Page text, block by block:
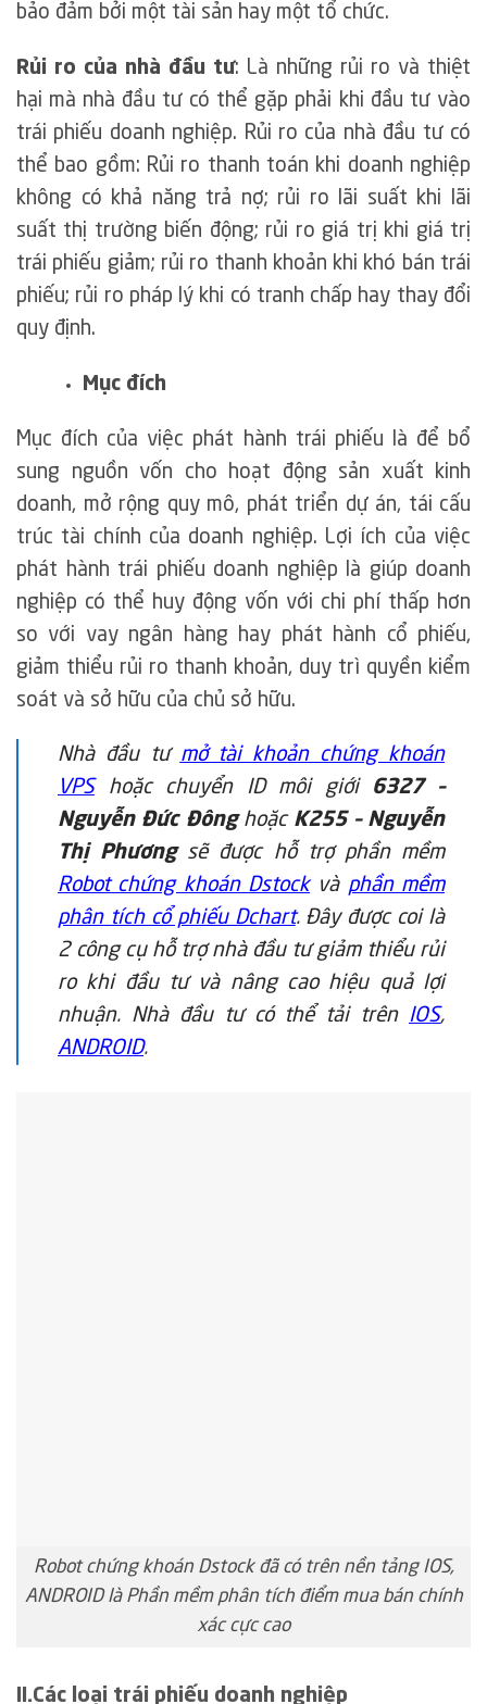
bảo đảm bởi một tài sản hay một tổ chức.
Rủi ro của nhà đầu tư: Là những rủi ro và thiệt
hại mà nhà đầu tư có thể gặp phải khi đầu tư vào
trái phiếu doanh nghiệp. Rủi ro của nhà đầu tư có
thể bao gồm: Rủi ro thanh toán khi doanh nghiệp
không có khả năng trả nợ; rủi ro lãi suất khi lãi
suất thị trường biến động; rủi ro giá trị khi giá trị
trái phiếu giảm; rủi ro thanh khoản khi khó bán trái
phiếu; rủi ro pháp lý khi có tranh chấp hay thay đổi
quy định.
Mục đích
Mục đích của việc phát hành trái phiếu là để bổ
sung nguồn vốn cho hoạt động sản xuất kinh
doanh, mở rộng quy mô, phát triển dự án, tái cấu
trúc tài chính của doanh nghiệp. Lợi ích của việc
phát hành trái phiếu doanh nghiệp là giúp doanh
nghiệp có thể huy động vốn với chi phí thấp hơn
so với vay ngân hàng hay phát hành cổ phiếu,
giảm thiểu rủi ro thanh khoản, duy trì quyền kiểm
soát và sở hữu của chủ sở hữu.
Nhà đầu tư mở tài khoản chứng khoán
VPS hoặc chuyển ID môi giới 6327 –
Nguyễn Đức Đônghoặc K255 – Nguyễn
Thị Phươngsẽ được hỗ trợ phần mềm
Robot chứng khoán Dstockvà phần mềm
phân tích cổ phiếu Dchart. Đây được coi là
2 công cụ hỗ trợ nhà đầu tư giảm thiểu rủi
ro khi đầu tư và nâng cao hiệu quả lợi
nhuận. Nhà đầu tư có thể tải trên IOS,
ANDROID.
Robot chứng khoán Dstock đã có trên nền tảng IOS,
ANDROID là Phần mềm phân tích điểm mua bán chính
xác cực cao
II.Các loại trái phiếu doanh nghiệp